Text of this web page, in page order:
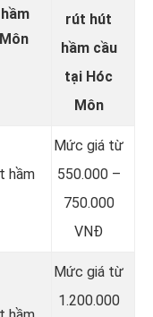
rút hút
hầm cầu
tại Hóc
Môn
hầm
Mức giá từ
550.000 –
750.000
VNĐ
Mức giá từ
1.200.000